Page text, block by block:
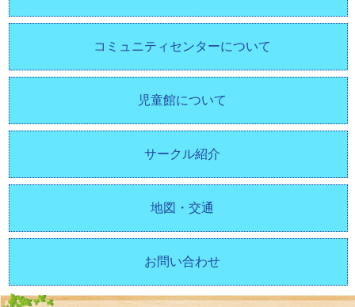
コミュニティセンターについて
児童館について
サークル紹介
地図・交通
お問い合わせ